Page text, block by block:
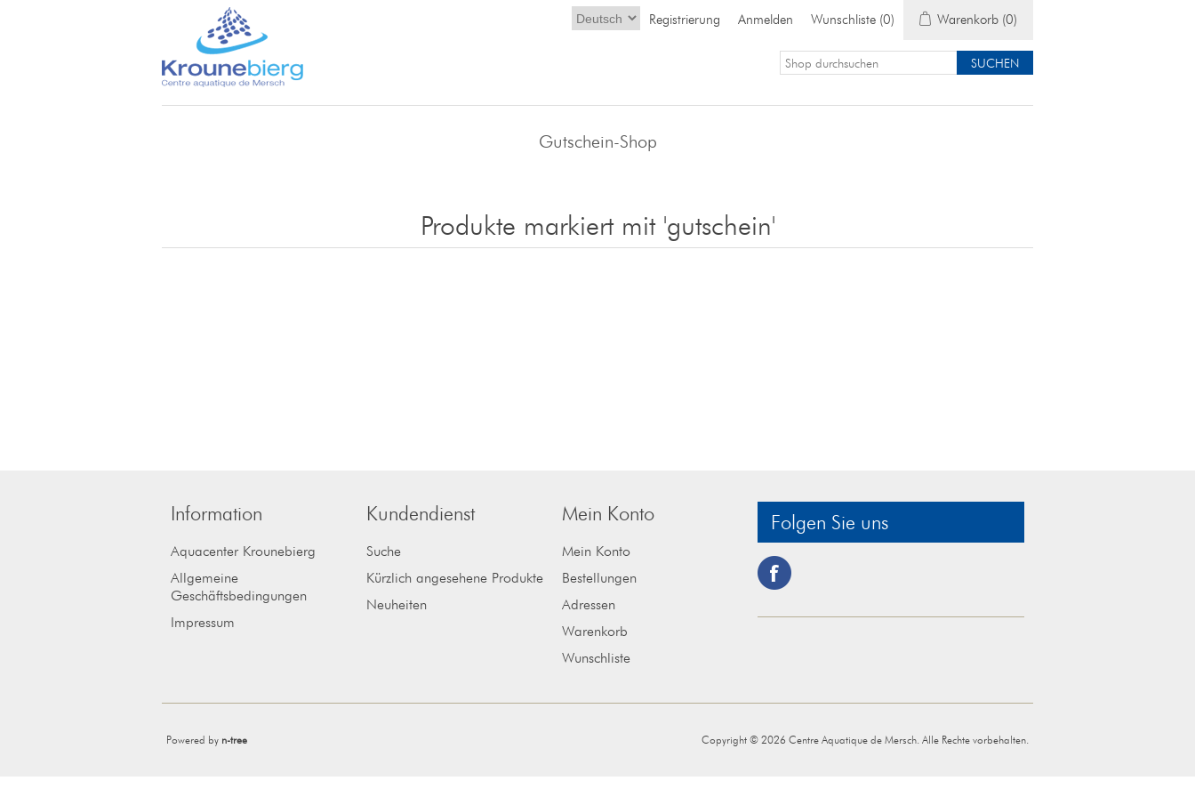
Registrierung Anmelden Wunschliste (0) Warenkorb (0)
Gutschein-Shop
Produkte markiert mit 'gutschein'
Information
Aquacenter Krounebierg
Allgemeine
Geschäftsbedingungen
Impressum
Kundendienst
Suche
Kürzlich angesehene Produkte
Neuheiten
Mein Konto
Mein Konto
Bestellungen
Adressen
Warenkorb
Wunschliste
Folgen Sie uns
Copyright © 2026 Centre Aquatique de Mersch. Alle Rechte vorbehalten.
Powered by n-tree